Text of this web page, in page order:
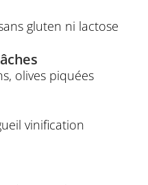
gluten ni lactose
olives piquées
vinification